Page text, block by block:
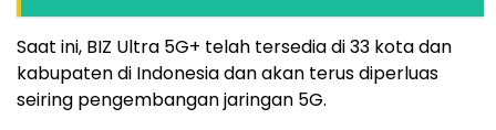
Saat ini, BIZ Ultra 5G+ telah tersedia di 33 kota dan
kabupaten di Indonesia dan akan terus diperluas
seiring pengembangan jaringan 5G.